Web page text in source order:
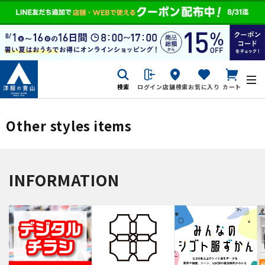
検索 ログイン店舗検索お気に入り カート
Other styles items
INFORMATION